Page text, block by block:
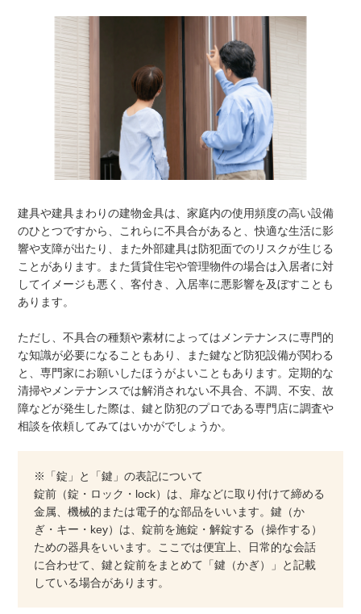
建具や建具まわりの建物金具は、家庭内の使用頻度の高い設備
のひとつですから、これらに不具合があると、快適な生活に影
響や支障が出たり、また外部建具は防犯面でのリスクが生じる
ことがあります。また賃貸住宅や管理物件の場合は入居者に対
してイメージも悪く、客付き、入居率に悪影響を及ぼすことも
あります。
ただし、不具合の種類や素材によってはメンテナンスに専門的
な知識が必要になることもあり、また鍵など防犯設備が関わる
と、専門家にお願いしたほうがよいこともあります。定期的な
清掃やメンテナンスでは解消されない不具合、不調、不安、故
障などが発生した際は、鍵と防犯のプロである専門店に調査や
相談を依頼してみてはいかがでしょうか。
※「錠」と「鍵」の表記について
錠前（錠・ロック・lock）は、扉などに取り付けて締める
金属、機械的または電子的な部品をいいます。鍵（か
ぎ・キー・key）は、錠前を施錠・解錠する（操作する）
ための器具をいいます。ここでは便宜上、日常的な会話
に合わせて、鍵と錠前をまとめて「鍵（かぎ）」と記載
している場合があります。